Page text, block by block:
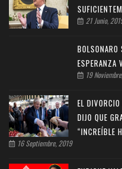
21 Junio,
ESPERANZA
19
EL
DIJO QUE
“INCREÍBLE
16 Septiembre, 2019